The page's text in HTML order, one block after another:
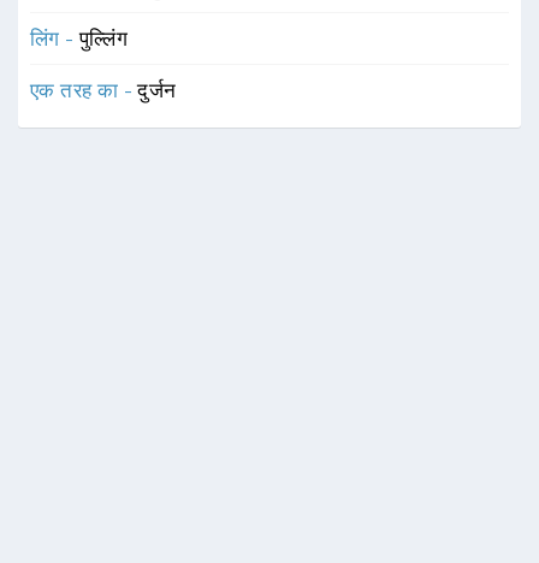
लिंग -पुल्लिंग
एक तरह का -दुर्जन